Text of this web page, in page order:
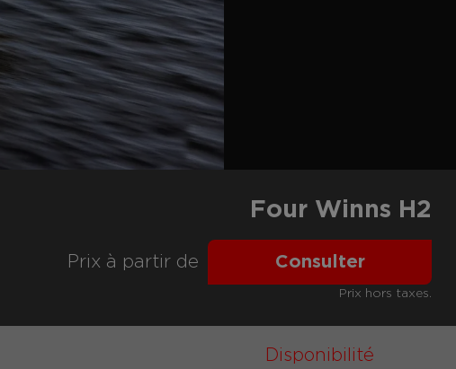
Four Winns H2
Prix ​​à partir de Consulter
Prix hors taxes.
Disponibilité